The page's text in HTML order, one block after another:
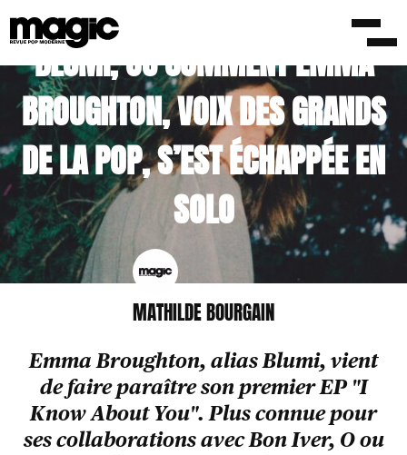
BLUMI, OU COMMENT EMMA
BROUGHTON, VOIX DES GRANDS
DE LA POP, S’EST ÉCHAPPÉE EN
SOLO
MATHILDE BOURGAIN
Emma Broughton, alias Blumi, vient
de faire paraître son premier EP "I
Know About You". Plus connue pour
ses collaborations avec Bon Iver, O ou